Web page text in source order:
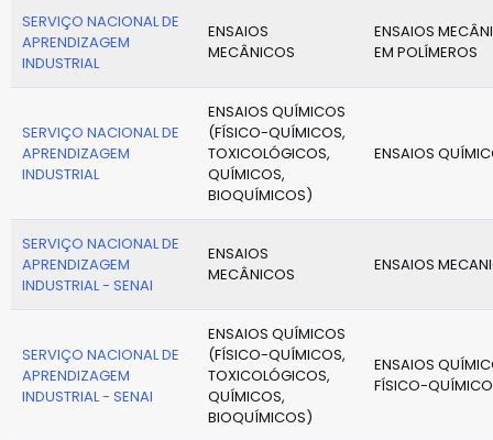
SERVIÇO NACIONAL DE
APRENDIZAGEM
INDUSTRIAL
ENSAIOS
MECÂNICOS
ENSAIOS
EM POLÍMEROS
SERVIÇO NACIONAL DE
APRENDIZAGEM
INDUSTRIAL
ENSAIOS QUÍMICOS
(FÍSICO-QUÍMICOS,
TOXICOLÓGICOS,
QUÍMICOS,
BIOQUÍMICOS)
ENSAIOS
SERVIÇO NACIONAL DE
APRENDIZAGEM
INDUSTRIAL - SENAI
ENSAIOS
MECÂNICOS
ENSAIOS
SERVIÇO NACIONAL DE
APRENDIZAGEM
INDUSTRIAL - SENAI
ENSAIOS QUÍMICOS
(FÍSICO-QUÍMICOS,
TOXICOLÓGICOS,
QUÍMICOS,
BIOQUÍMICOS)
ENSAIOS
FÍSICO-